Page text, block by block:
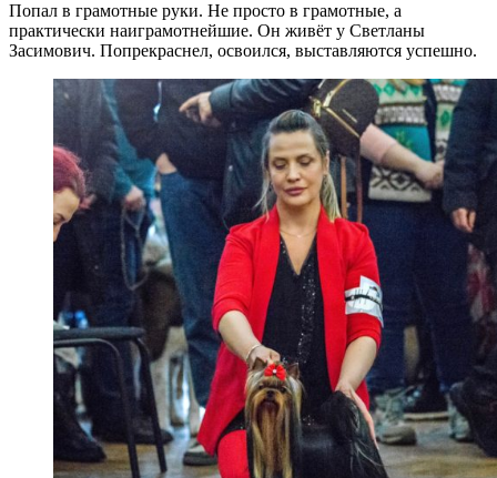
Попал в грамотные руки. Не просто в грамотные, а
практически наиграмотнейшие. Он живёт у Светланы
Засимович. Попрекраснел, освоился, выставляются успешно.